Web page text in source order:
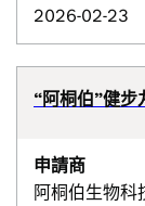
2026-02-23
“阿桐伯”健步
申請商
阿桐伯生物科